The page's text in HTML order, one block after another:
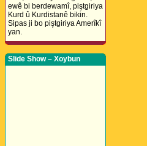
ewê bi berdewamî, piştgiriya
Kurd û Kurdistanê bikin.
Sipas ji bo piştgiriya Amerîkî
yan.
Slide Show – Xoybun